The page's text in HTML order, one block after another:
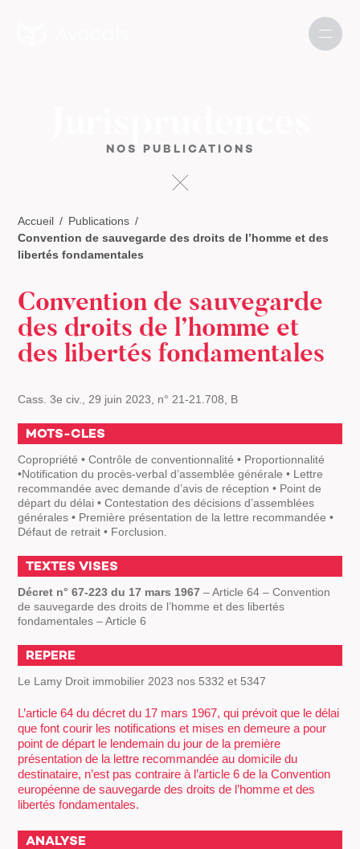
NOS PUBLICATIONS
Accueil
Publications
Convention de sauvegarde des droits de l’homme et des
libertés fondamentales
Convention de sauvegarde
des droits de l’homme et
des libertés fondamentales
Cass. 3e civ., 29 juin 2023, n° 21-21.708, B
MOTS-CLES
Copropriété • Contrôle de conventionnalité • Proportionnalité
•Notification du procès-verbal d’assemblée générale • Lettre
recommandée avec demande d’avis de réception • Point de
départ du délai • Contestation des décisions d’assemblées
générales • Première présentation de la lettre recommandée •
Défaut de retrait • Forclusion.
TEXTES VISES
Décret n° 67-223 du 17 mars 1967 – Article 64 – Convention
de sauvegarde des droits de l’homme et des libertés
fondamentales – Article 6
REPERE
Le Lamy Droit immobilier 2023 nos 5332 et 5347
L’article 64 du décret du 17 mars 1967, qui prévoit que le délai
que font courir les notifications et mises en demeure a pour
point de départ le lendemain du jour de la première
présentation de la lettre recommandée au domicile du
destinataire, n’est pas contraire à l’article 6 de la Convention
européenne de sauvegarde des droits de l’homme et des
libertés fondamentales.
ANALYSE